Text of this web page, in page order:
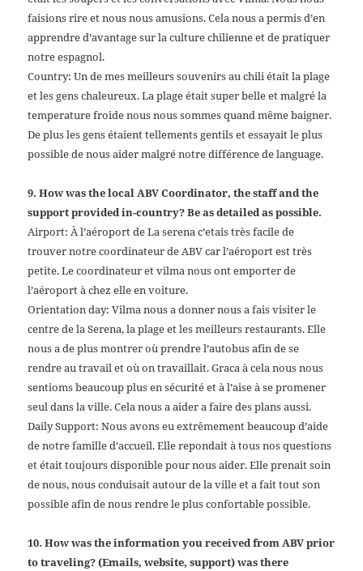
faisions rire et nous nous amusions. Cela nous a permis d’en
apprendre d’avantage sur la culture chilienne et de pratiquer
notre espagnol.
Country: Un de mes meilleurs souvenirs au chili était la plage
et les gens chaleureux. La plage était super belle et malgré la
temperature froide nous nous sommes quand même baigner.
De plus les gens étaient tellements gentils et essayait le plus
possible de nous aider malgré notre différence de language.
9. How was the local ABV Coordinator, the staff and the
support provided in-country? Be as detailed as possible.
Airport: À l’aéroport de La serena c’etais très facile de
trouver notre coordinateur de ABV car l’aéroport est très
petite. Le coordinateur et vilma nous ont emporter de
l’aéroport à chez elle en voiture.
Orientation day: Vilma nous a donner nous a fais visiter le
centre de la Serena, la plage et les meilleurs restaurants. Elle
nous a de plus montrer où prendre l’autobus afin de se
rendre au travail et où on travaillait. Graca à cela nous nous
sentioms beaucoup plus en sécurité et à l’aise à se promener
seul dans la ville. Cela nous a aider a faire des plans aussi.
Daily Support: Nous avons eu extrêmement beaucoup d’aide
de notre famille d’accueil. Elle repondait à tous nos questions
et était toujours disponible pour nous aider. Elle prenait soin
de nous, nous conduisait autour de la ville et a fait tout son
possible afin de nous rendre le plus confortable possible.
10. How was the information you received from ABV prior
to traveling? (Emails, website, support) was there